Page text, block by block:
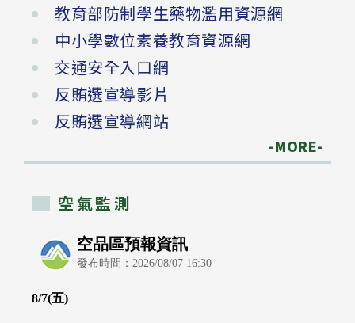
教育部防制學生藥物濫用資源網
中小學數位素養教育資源網
交通安全入口網
反賄選宣導影片
反賄選宣導網站
-MORE-
空氣監測